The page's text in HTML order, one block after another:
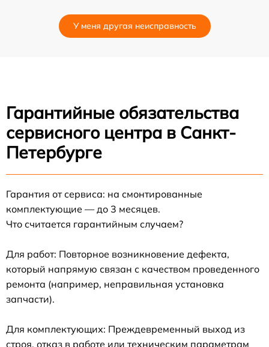
У меня другая неисправность
Гарантийные обязательства
сервисного центра в Санкт-
Петербурге
Гарантия от сервиса: на смонтированные
комплектующие — до 3 месяцев.
Что считается гарантийным случаем?
Для работ: Повторное возникновение дефекта,
который напрямую связан с качеством проведенного
ремонта (например, неправильная установка
запчасти).
Для комплектующих: Преждевременный выход из
строя, отказ в работе или техническим параметрам